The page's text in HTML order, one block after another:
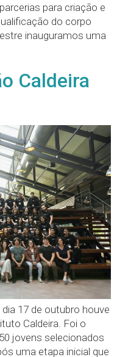
para criação e
do corpo
inauguramos uma
Caldeira
17 de outubro houve
Caldeira. Foi o
jovens selecionados
uma etapa inicial que